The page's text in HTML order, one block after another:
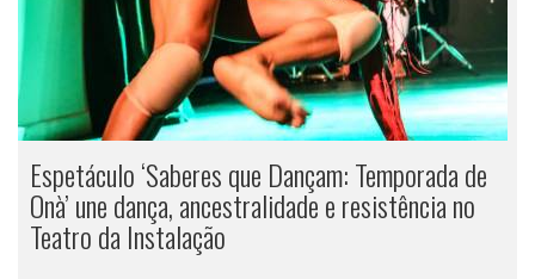
Espetáculo ‘Saberes que Dançam: Temporada de
Onà’ une dança, ancestralidade e resistência no
Teatro da Instalação